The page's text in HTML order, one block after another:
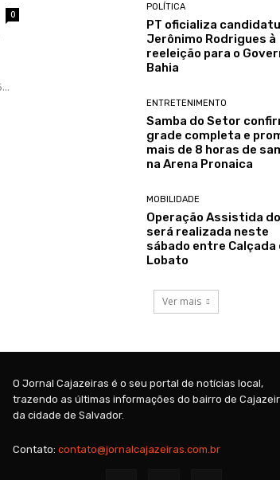
0
POLÍTICA
PT oficializa
Jerônimo Rodrigues à
reeleição para o
Bahia
ENTRETENIMENTO
Samba do Setor
grade completa e
mais de 8 horas de
na Arena Pronaica
MOBILIDADE
Operação Assistida do
será realizada neste
sábado entre Calçada
Lobato
Ver mais
O Jornal Cajazeiras é o seu portal de notícias local,
trazendo as últimas informações do bairro de
da cidade de Salvador.
Contato: contato@jornalcajazeiras.com.br